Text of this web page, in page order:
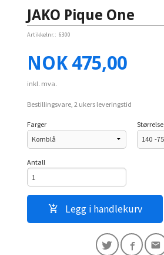
JAKO Pique One
Artikkelnr.: 6300
Pris
NOK 475,00
inkl. mva.
Bestillingsvare, 2 ukers leveringstid
Farger Størrelse
Antall
Legg i handlekurv